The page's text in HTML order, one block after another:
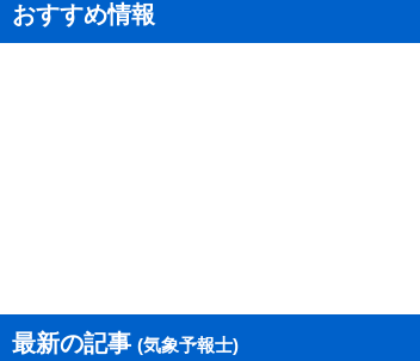
おすすめ情報
最新の記事 (気象予報士)